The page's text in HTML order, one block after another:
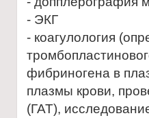
- ЭКГ
- коагулология
фибриногена в
плазмы крови,
(ГАТ),